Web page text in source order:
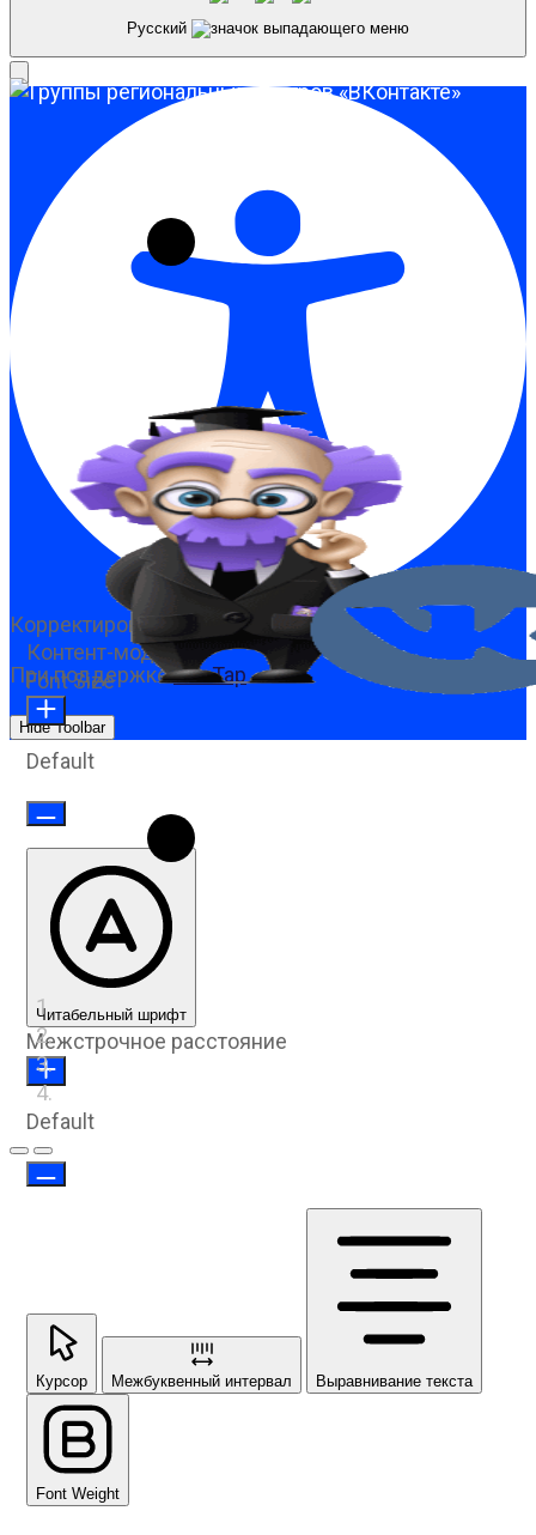
Предыдущий слайд
Следующий слайд
Русский
Корректировка доступности
При поддержкеOneTap
Hide Toolbar
Контент-модули
Font Size
Default
Читабельный шрифт
Межстрочное расстояние
Default
Курсор Межбуквенный интервал Выравнивание текста
Font Weight